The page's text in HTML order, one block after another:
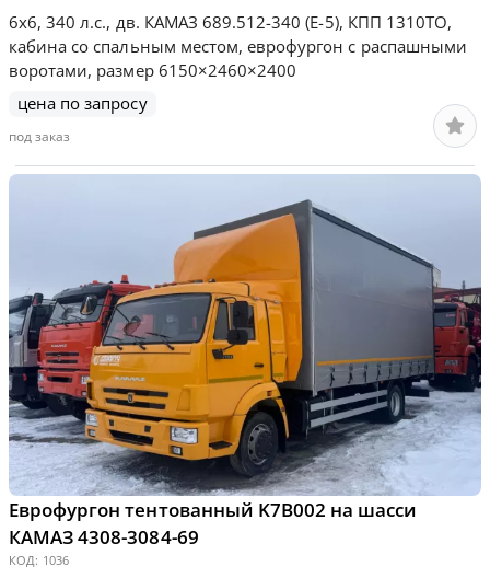
6х6, 340 л.с., дв. КАМАЗ 689.512-340 (Е-5), КПП 1310ТО,
кабина со спальным местом, еврофургон с распашными
воротами, размер 6150×2460×2400
цена по запросу
под заказ
Еврофургон тентованный K7B002 на шасси
КАМАЗ 4308-3084-69
КОД: 1036